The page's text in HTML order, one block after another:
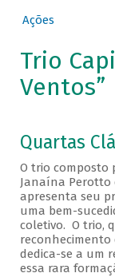
Ações
Trio
Ventos”
Quartas
O trio composto
Janaína Perotto
apresenta seu
uma bem-
coletivo. O trio,
reconhecimento
dedica-se a um
essa rara